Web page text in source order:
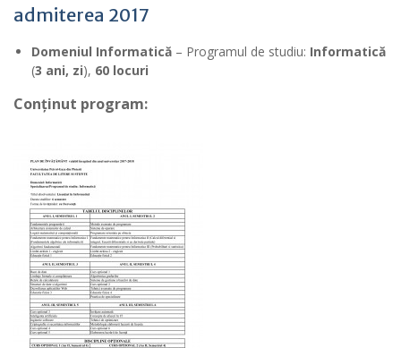
admiterea 2017
Domeniul Informatică – Programul de studiu: Informatică
(3 ani, zi), 60 locuri
Conținut program: